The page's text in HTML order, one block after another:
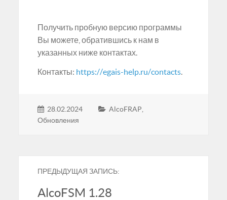
Получить пробную версию программы
Вы можете, обратившись к нам в
указанных ниже контактах.
Контакты: https://egais-help.ru/contacts.
28.02.2024 AlcoFRAP
Обновления
ПРЕДЫДУЩАЯ ЗАПИСЬ:
AlcoFSM 1.28